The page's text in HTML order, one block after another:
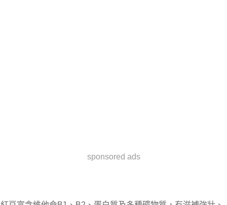
sponsored ads